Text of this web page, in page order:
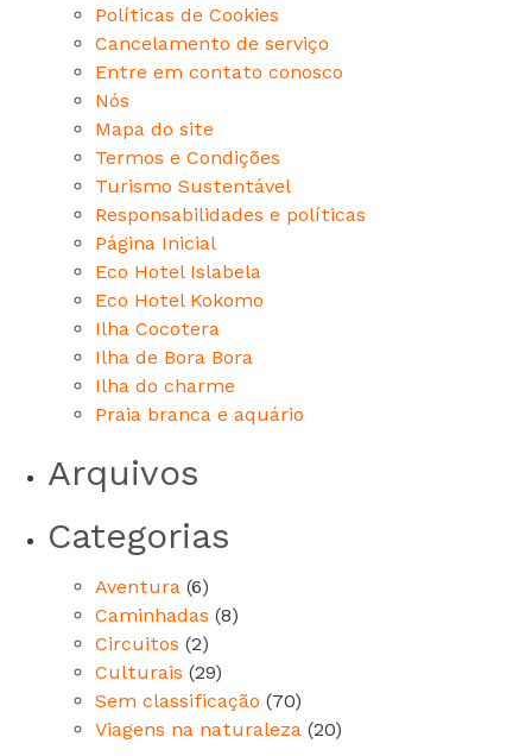
Políticas de Cookies
Cancelamento de serviço
Entre em contato conosco
Nós
Mapa do site
Termos e Condições
Turismo Sustentável
Responsabilidades e políticas
Página Inicial
Eco Hotel Islabela
Eco Hotel Kokomo
Ilha Cocotera
Ilha de Bora Bora
Ilha do charme
Praia branca e aquário
Arquivos
Categorias
Aventura (6)
Caminhadas (8)
Circuitos (2)
Culturais (29)
Sem classificação (70)
Viagens na naturaleza (20)